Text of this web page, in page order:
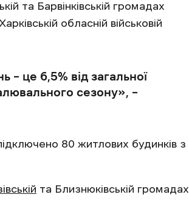
та Барвінківській громадах
обласній військовій
– це 6,5% від загальної
сезону», –
80 житлових будинків з
та Близнюківській громадах